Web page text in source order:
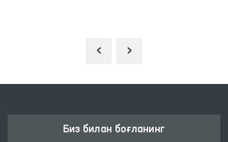
‹ ›
Биз билан боғланинг